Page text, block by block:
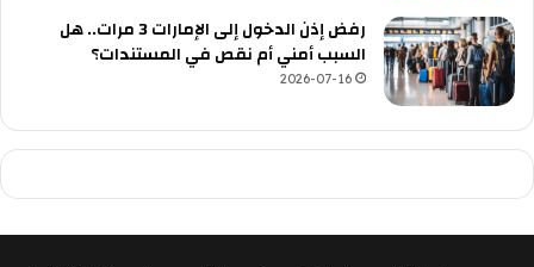
رفض إذن الدخول إلى الإمارات 3 مرات.. هل
السبب أمني أم نقص في المستندات؟
2026-07-16